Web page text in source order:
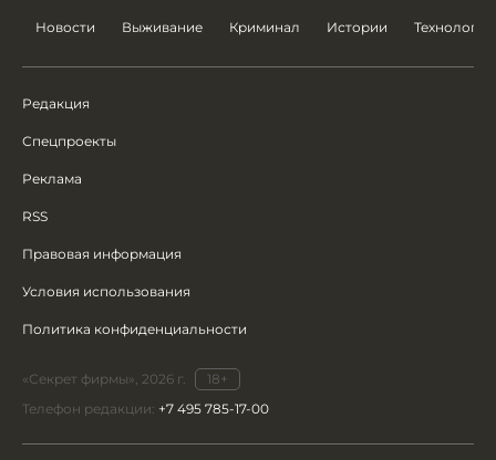
Новости Выживание Криминал Истории Технологии
Редакция
Спецпроекты
Реклама
RSS
Правовая информация
Условия использования
Политика конфиденциальности
«Секрет фирмы», 2026 г.
18+
Телефон редакции: +7 495 785-17-00